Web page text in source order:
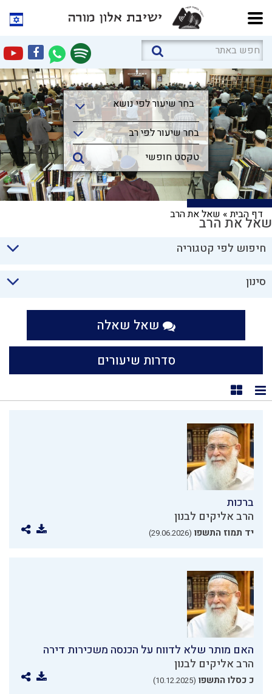
בחר שיעור לפי נושא
בחר שיעור לפי נושא
בחר שיעור לפי רב
דף הבית» שאל את הרבשאל את הרב
חיפוש לפי קטגוריה
סינון
שאל שאלה
סדרות שיעורים
תצוגת רשימה
תצוגת קוביות
ברכות
הרב אליקים לבנון
יד תמוז התשפו (29.06.2026)
האם מותר שלא לדווח על הכנסה משכירות דירה
הרב אליקים לבנון
כ כסלו התשפו (10.12.2025)